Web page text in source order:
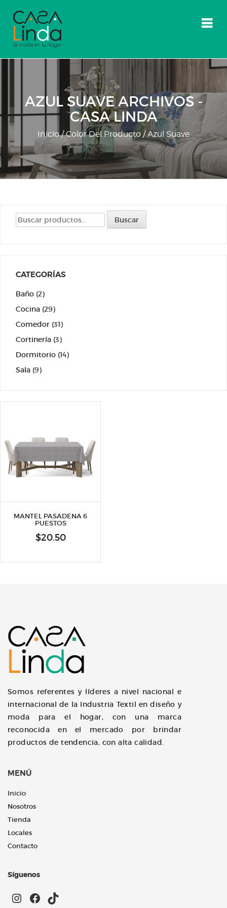
content
AZUL SUAVE ARCHIVOS -
CASA LINDA
Inicio/ Color Del Producto / Azul Suave
Buscar
por:
Buscar
CATEGORÍAS
Baño (2)
Cocina (29)
Comedor (31)
Cortinería (3)
Dormitorio (14)
Sala (9)
MANTEL PASADENA 6
PUESTOS
$20.50
Somos referentes y líderes a nivel nacional e
internacional de la Industria Textil en diseño y
moda para el hogar, con una marca
reconocida en el mercado por brindar
productos de tendencia, con alta calidad.
MENÚ
Inicio
Nosotros
Tienda
Locales
Contacto
Síguenos
Instagram
Facebook
TikTok